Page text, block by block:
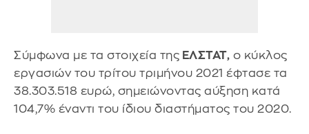
Σύμφωνα με τα στοιχεία της ΕΛΣΤΑΤ, ο κύκλος
εργασιών του τρίτου τριμήνου 2021 έφτασε τα
38.303.518 ευρώ, σημειώνοντας αύξηση κατά
104,7% έναντι του ίδιου διαστήματος του 2020.